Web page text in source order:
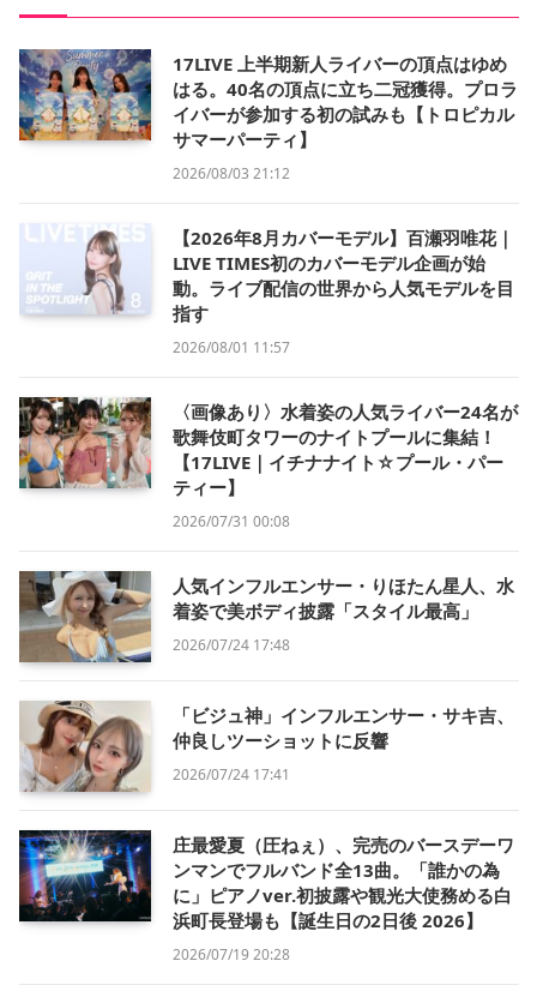
17LIVE 上半期新人ライバーの頂点はゆめ
はる。40名の頂点に立ち二冠獲得。プロラ
イバーが参加する初の試みも【トロピカル
サマーパーティ】
2026/08/03 21:12
【2026年8月カバーモデル】百瀬羽唯花｜
LIVE TIMES初のカバーモデル企画が始
動。ライブ配信の世界から人気モデルを目
指す
2026/08/01 11:57
〈画像あり〉水着姿の人気ライバー24名が
歌舞伎町タワーのナイトプールに集結！
【17LIVE｜イチナナイト☆プール・パー
ティー】
2026/07/31 00:08
人気インフルエンサー・りほたん星人、水
着姿で美ボディ披露「スタイル最高」
2026/07/24 17:48
「ビジュ神」インフルエンサー・サキ吉、
仲良しツーショットに反響
2026/07/24 17:41
庄最愛夏（圧ねぇ）、完売のバースデーワ
ンマンでフルバンド全13曲。「誰かの為
に」ピアノver.初披露や観光大使務める白
浜町長登場も【誕生日の2日後 2026】
2026/07/19 20:28